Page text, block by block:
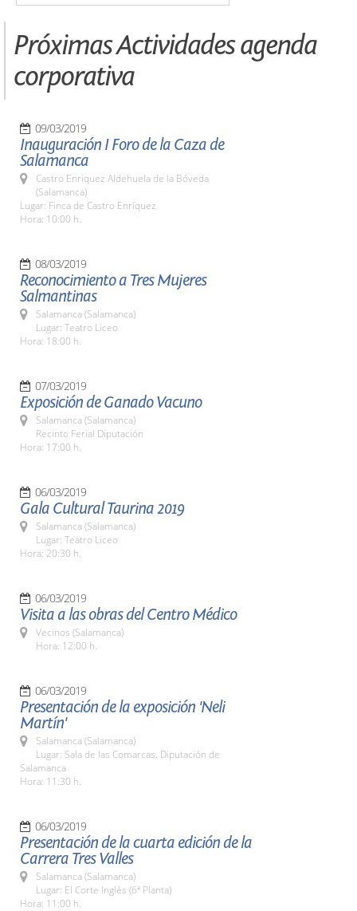
Próximas Actividades agenda
corporativa
09/03/2019
Inauguración I Foro de la Caza de
Salamanca
Castro Enriquez Aldehuela de la Bóveda
(Salamanca)
Lugar: Finca de Castro Enríquez
Hora: 10:00 h.
08/03/2019
Reconocimiento a Tres Mujeres
Salmantinas
Salamanca (Salamanca)
Lugar: Teatro Liceo
Hora: 18:00 h.
07/03/2019
Exposición de Ganado Vacuno
Salamanca (Salamanca)
Recinto Ferial Diputación
Hora: 17:00 h.
06/03/2019
Gala Cultural Taurina 2019
Salamanca (Salamanca)
Lugar: Teatro Liceo
Hora: 20:30 h.
06/03/2019
Visita a las obras del Centro Médico
Vecinos (Salamanca)
Hora: 12:00 h.
06/03/2019
Presentación de la exposición 'Neli
Martín'
Salamanca (Salamanca)
Lugar: Sala de las Comarcas. Diputación de
Salamanca
Hora: 11:30 h.
06/03/2019
Presentación de la cuarta edición de la
Carrera Tres Valles
Salamanca (Salamanca)
Lugar: El Corte Inglés (6ª Planta)
Hora: 11:00 h.